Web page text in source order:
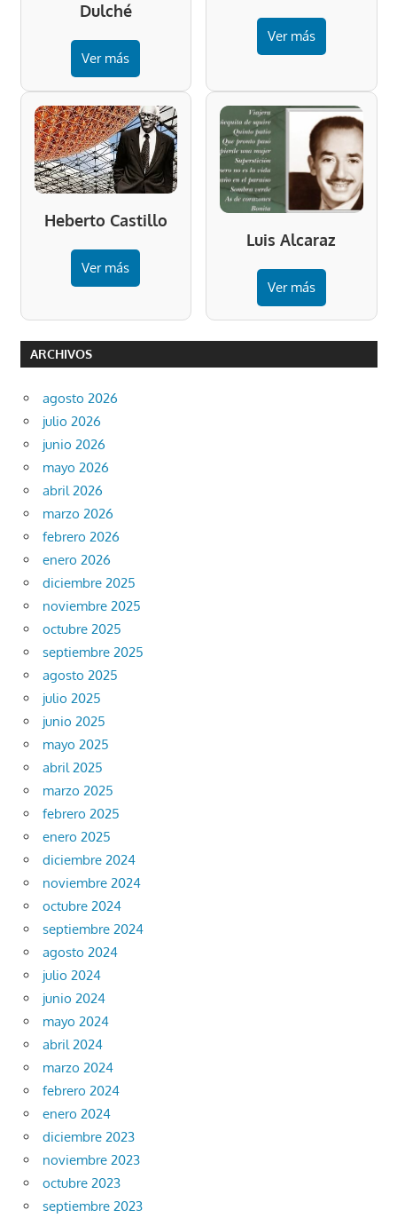
Dulché
Ver más
Ver más
Heberto Castillo
Ver más
Luis Alcaraz
Ver más
ARCHIVOS
agosto 2026
julio 2026
junio 2026
mayo 2026
abril 2026
marzo 2026
febrero 2026
enero 2026
diciembre 2025
noviembre 2025
octubre 2025
septiembre 2025
agosto 2025
julio 2025
junio 2025
mayo 2025
abril 2025
marzo 2025
febrero 2025
enero 2025
diciembre 2024
noviembre 2024
octubre 2024
septiembre 2024
agosto 2024
julio 2024
junio 2024
mayo 2024
abril 2024
marzo 2024
febrero 2024
enero 2024
diciembre 2023
noviembre 2023
octubre 2023
septiembre 2023